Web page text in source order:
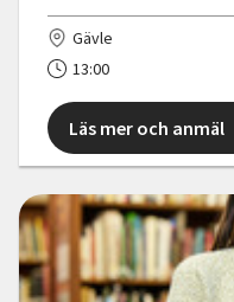
Gävle
13:00
Läs mer och anmäl